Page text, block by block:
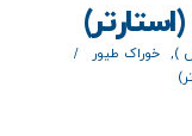
)
, خوراک طیور